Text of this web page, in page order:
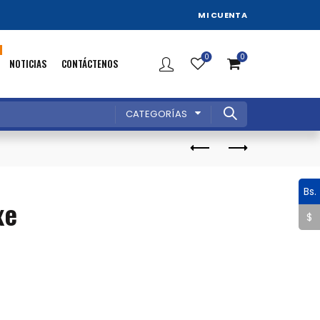
MI CUENTA
NOTICIAS CONTÁCTENOS 0 0
CATEGORÍAS
Bs.
$